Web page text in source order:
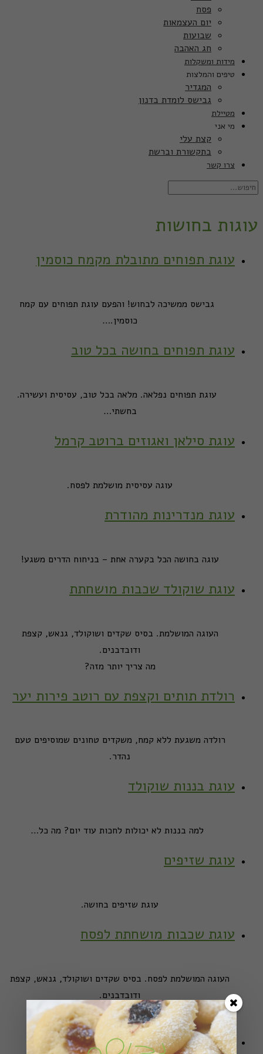
פסח
יום העצמאות
שבועות
חג האהבה
מידות ומשקלות
טיפים והמלצות
המגדיר
גבישס לומדת בדנון
מטיילת
מי אני
קצת עלי
בתקשורת וברשת
צרו קשר
עוגות בחושות
עוגת תפוחים מתובלת מקמח כוסמין
גבישס ממשיכה לבחוש! והפעם עוגת תפוחים עם קמח
כוסמין.…
עוגת תפוחים בחושה בכל טוב
עוגת תפוחים נפלאה. מלאה בכל טוב, עסיסית ועשירה.
בחשתי…
עוגת סילאן ואגוזים ברוטב קרמל
עוגה עסיסית מושלמת לפסח.
עוגת מנדרינות מהודרת
עוגה בחושה הכל בקערה אחת – בניחוח הדרים משגע!
עוגת שוקולד שכבות מושחתת
העוגה המושלמת. בסיס שקדים ושוקולד, גנאש, קצפת
ודובדבנים.
מה צריך יותר מזה?
רולדת תותים וקצפת עם רוטב פירות יער
רולדה משגעת ללא קמח, משקדים טחונים שמוסיפים טעם
נהדר.
עוגת בננות שוקולד
למה בננות לא יכולות לחכות עוד יום? מה כל…
עוגת שזיפים
עוגת שזיפים בחושה.
עוגת שכבות מושחתת לפסח
העוגה המושלמת לפסח. בסיס שקדים ושוקולד, גנאש, קצפת
ודובדבנים.
מה צריך יותר מזה?
עוגת אגוזים מנצחת